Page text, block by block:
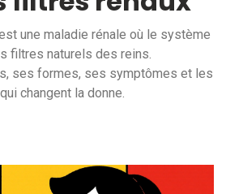
une maladie rénale où le système
filtres naturels des reins.
ses formes, ses symptômes et les
changent la donne.